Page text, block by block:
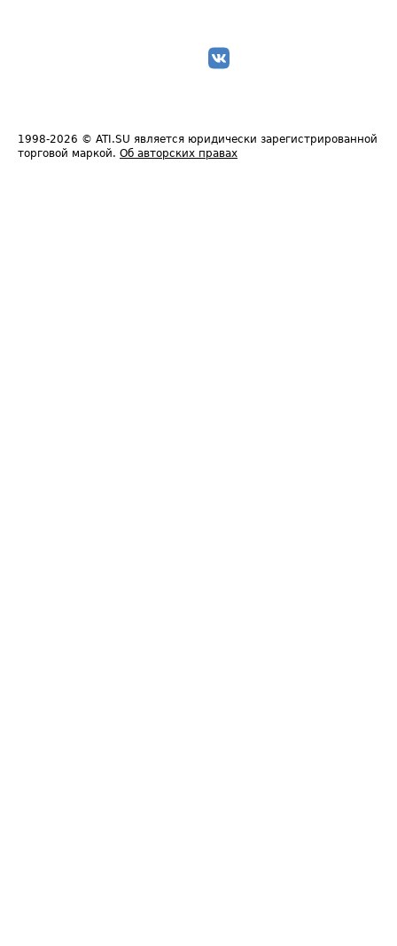
1998-2026 © ATI.SU является юридически зарегистрированной
торговой маркой. Об авторских правах